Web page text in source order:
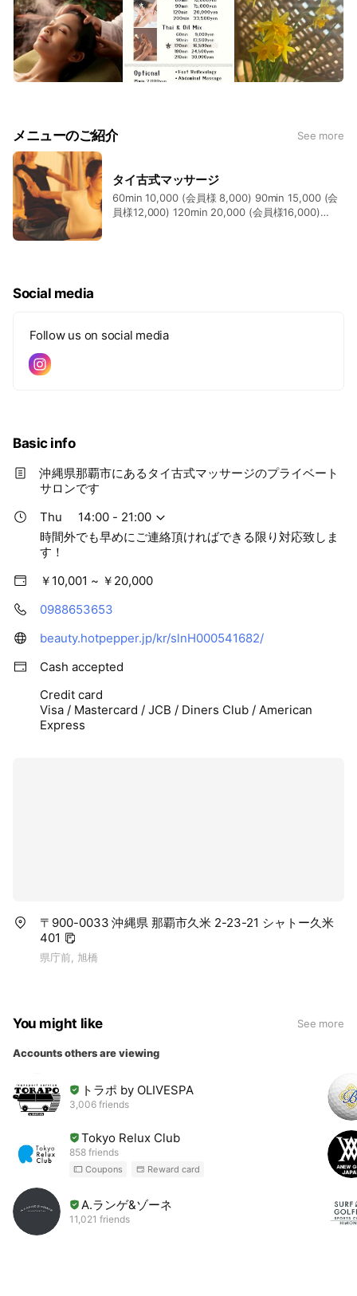
メニューのご紹介 See more
タイ古式マッサージ
60min 10,000 (会員様 8,000) 90min 15,000 (会
員様12,000) 120min 20,000 (会員様16,000)
Social media
Follow us on social media
Basic info
沖縄県那覇市にあるタイ古式マッサージのプライベート
サロンです
Thu
14:00 - 21:00
時間外でも早めにご連絡頂ければできる限り対応致しま
す！
￥10,001 ~ ￥20,000
0988653653
beauty.hotpepper.jp/kr/slnH000541682/
Cash accepted
Credit card
Visa / Mastercard / JCB / Diners Club / American
Express
〒900-0033 沖縄県 那覇市久米 2-23-21 シャトー久米
401
県庁前, 旭橋
You might like See more
Accounts others are viewing
トラポ by OLIVESPA
3,006 friends
Tokyo Relux Club
858 friends
Coupons Reward card
A.ランゲ&ゾーネ
11,021 friends